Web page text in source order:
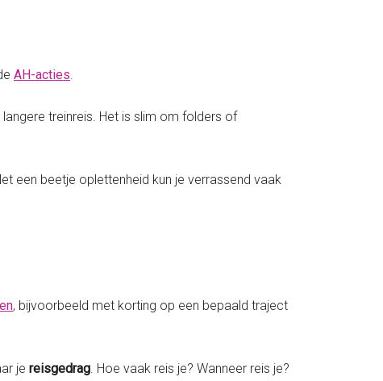
AH-acties.
treinreis. Het is slim om folders of
een beetje oplettenheid kun je verrassend vaak
, bijvoorbeeld met korting op een bepaald traject
je reisgedrag. Hoe vaak reis je? Wanneer reis je?